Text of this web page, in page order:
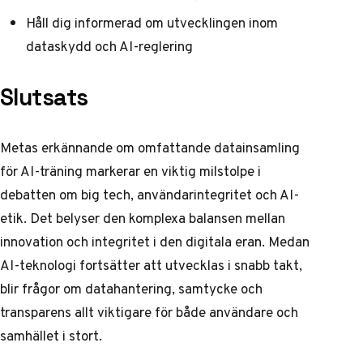
Håll dig informerad om utvecklingen inom
dataskydd och AI-reglering
Slutsats
Metas erkännande om omfattande datainsamling
för AI-träning markerar en viktig milstolpe i
debatten om big tech, användarintegritet och AI-
etik. Det belyser den komplexa balansen mellan
innovation och integritet i den digitala eran. Medan
AI-teknologi fortsätter att utvecklas i snabb takt,
blir frågor om datahantering, samtycke och
transparens allt viktigare för både användare och
samhället i stort.